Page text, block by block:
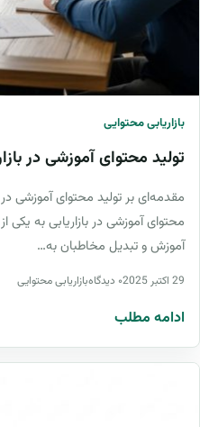
بازاریابی محتوایی
تولید محتوای آموزشی در
مقدمه‌ای بر تولید محتوای آموزشی در
محتوای آموزشی در بازاریابی به یکی
آموزش و تبدیل مخاطبان به…
29 اکتبر 2025 ۰ دیدگاه بازاریابی محتوایی
ادامه مطلب